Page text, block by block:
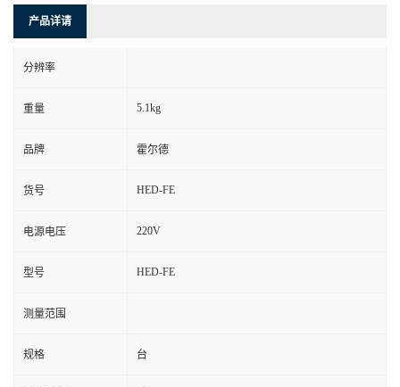
产品详请
分辨率
重量 5.1kg
品牌 霍尔德
货号 HED-FE
电源电压 220V
型号 HED-FE
测量范围
规格 台